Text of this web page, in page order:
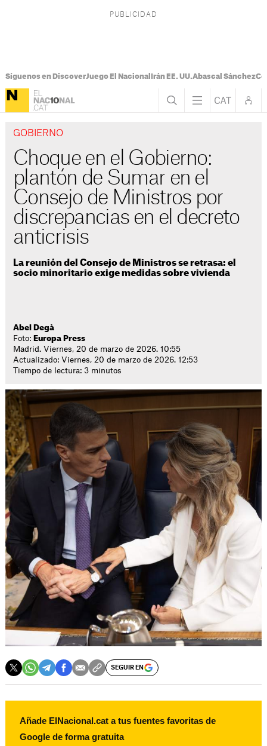
Síguenos en DiscoverJuego El Nacional Irán EE. UU.Abascal Sánchez
GOBIERNO
Choque en el Gobierno:
plantón de Sumar en el
Consejo de Ministros por
discrepancias en el decreto
anticrisis
La reunión del Consejo de Ministros se retrasa: el
socio minoritario exige medidas sobre vivienda
Abel Degà
Foto: Europa Press
Madrid. Viernes, 20 de marzo de 2026. 10:55
Actualizado: Viernes, 20 de marzo de 2026. 12:53
Tiempo de lectura: 3 minutos
SEGUIR EN
Añade ElNacional.cat a tus fuentes favoritas de
Google de forma gratuita